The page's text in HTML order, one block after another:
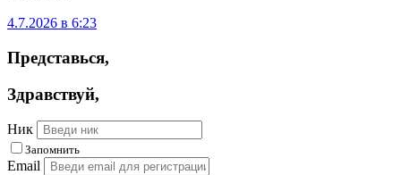
4.7.2026 в 6:23
Представься,
Здравствуй,
Ник
Запомнить
Email